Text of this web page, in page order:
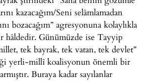
kazacağım/Seni selâmlamadan
bozacağım” agresyonuna kolaylıkla
hâldedir. Günümüzde ise Tayyip
tek bayrak, tek vatan, tek devlet”
yerli-millî koalisyonun önemli bir
Buraya kadar sayılanlar